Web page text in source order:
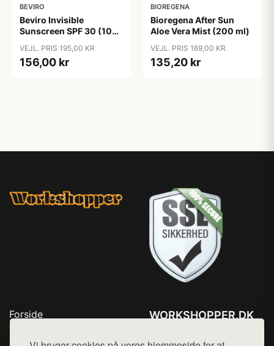
BEVIRO
Beviro Invisible
Sunscreen SPF 30 (100
VEJL. PRIS 195,00 KR
156,00 kr
BIOREGENA
Bioregena After Sun
Aloe Vera Mist (200 ml)
VEJL. PRIS 169,00 KR
135,20 kr
Forside
WORKSHOPPER.DK